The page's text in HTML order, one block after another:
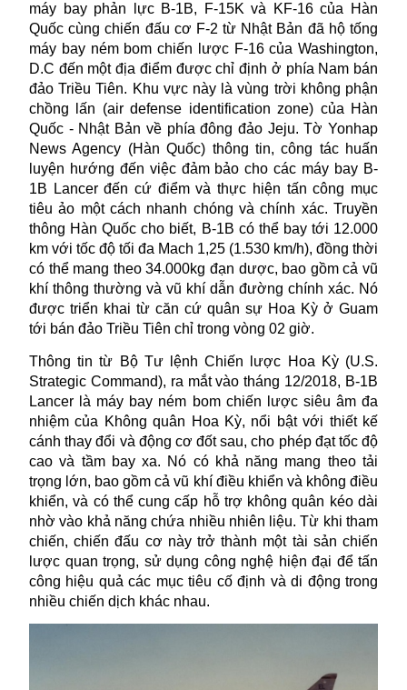
máy bay phản lực B-1B, F-15K và KF-16 của Hàn
Quốc cùng chiến đấu cơ F-2 từ Nhật Bản đã hộ tống
máy bay ném bom chiến lược F-16 của Washington,
D.C đến một địa điểm được chỉ định ở phía Nam bán
đảo Triều Tiên. Khu vực này là vùng trời không phận
chồng lấn (air defense identification zone) của Hàn
Quốc - Nhật Bản về phía đông đảo Jeju. Tờ Yonhap
News Agency (Hàn Quốc) thông tin, công tác huấn
luyện hướng đến việc đảm bảo cho các máy bay B-
1B Lancer đến cứ điểm và thực hiện tấn công mục
tiêu ảo một cách nhanh chóng và chính xác. Truyền
thông Hàn Quốc cho biết, B-1B có thể bay tới 12.000
km với tốc độ tối đa Mach 1,25 (1.530 km/h), đồng thời
có thể mang theo 34.000kg đạn dược, bao gồm cả vũ
khí thông thường và vũ khí dẫn đường chính xác. Nó
được triển khai từ căn cứ quân sự Hoa Kỳ ở Guam
tới bán đảo Triều Tiên chỉ trong vòng 02 giờ.
Thông tin từ Bộ Tư lệnh Chiến lược Hoa Kỳ (U.S.
Strategic Command), ra mắt vào tháng 12/2018, B-1B
Lancer là máy bay ném bom chiến lược siêu âm đa
nhiệm của Không quân Hoa Kỳ, nổi bật với thiết kế
cánh thay đổi và động cơ đốt sau, cho phép đạt tốc độ
cao và tầm bay xa. Nó có khả năng mang theo tải
trọng lớn, bao gồm cả vũ khí điều khiển và không điều
khiển, và có thể cung cấp hỗ trợ không quân kéo dài
nhờ vào khả năng chứa nhiều nhiên liệu. Từ khi tham
chiến, chiến đấu cơ này trở thành một tài sản chiến
lược quan trọng, sử dụng công nghệ hiện đại để tấn
công hiệu quả các mục tiêu cố định và di động trong
nhiều chiến dịch khác nhau.